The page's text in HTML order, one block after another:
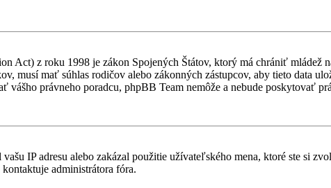
Act) z roku 1998 je zákon Spojených Štátov, ktorý má chrániť mládež
musí mať súhlas rodičov alebo zákonných zástupcov, aby tieto data
vášho právneho poradcu, phpBB Team nemôže a nebude poskytovať
IP adresu alebo zakázal použitie užívateľského mena, ktoré ste si
administrátora fóra.